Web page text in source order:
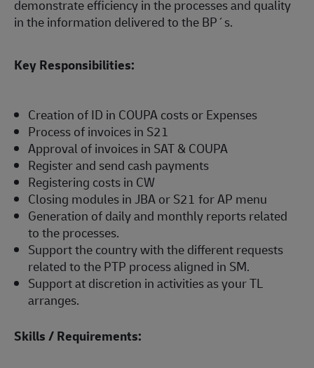
demonstrate efficiency in the processes and quality
in the information delivered to the BP´s.
Key Responsibilities:
Creation of ID in COUPA costs or Expenses
Process of invoices in S21
Approval of invoices in SAT & COUPA
Register and send cash payments
Registering costs in CW
Closing modules in JBA or S21 for AP menu
Generation of daily and monthly reports related
to the processes.
Support the country with the different requests
related to the PTP process aligned in SM.
Support at discretion in activities as your TL
arranges.
Skills / Requirements: